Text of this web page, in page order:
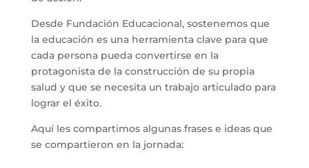
Desde Fundación Educacional, sostenemos que
la educación es una herramienta clave para que
cada persona pueda convertirse en la
protagonista de la construcción de su propia
salud y que se necesita un trabajo articulado para
lograr el éxito.
Aquí les compartimos algunas frases e ideas que
se compartieron en la jornada: